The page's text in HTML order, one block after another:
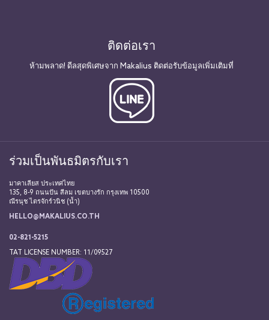
ติดต่อเรา
ห้ามพลาด! ดีลสุดพิเศษจาก Makalius ติดต่อรับข้อมูลเพิ่มเติมที่
ร่วมเป็นพันธมิตรกับเรา
มาคาเลียส ประเทศไทย
135, 8-9 ถนนปัน สีลม เขตบางรัก กรุงเทพ 10500
ณีรนุช ไตรจักร์วนิช (น้ำ)
HELLO@MAKALIUS.CO.TH
02-821-5215
TAT LICENSE NUMBER: 11/09527